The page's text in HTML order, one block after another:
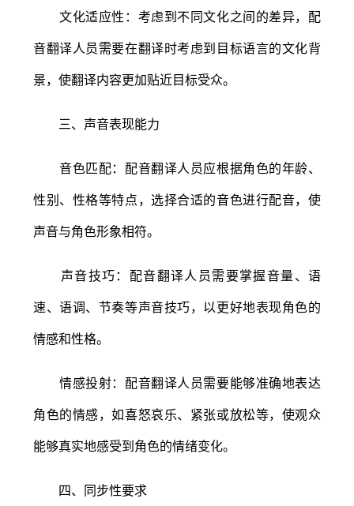
文化适应性：考虑到不同文化之间的差异，配
音翻译人员需要在翻译时考虑到目标语言的文化背
景，使翻译内容更加贴近目标受众。
三、声音表现能力
音色匹配：配音翻译人员应根据角色的年龄、
性别、性格等特点，选择合适的音色进行配音，使
声音与角色形象相符。
声音技巧：配音翻译人员需要掌握音量、语
速、语调、节奏等声音技巧，以更好地表现角色的
情感和性格。
情感投射：配音翻译人员需要能够准确地表达
角色的情感，如喜怒哀乐、紧张或放松等，使观众
能够真实地感受到角色的情绪变化。
四、同步性要求